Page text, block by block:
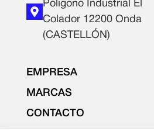
Polígono Industrial El
Colador 12200 Onda
(CASTELLÓN)
EMPRESA
MARCAS
CONTACTO